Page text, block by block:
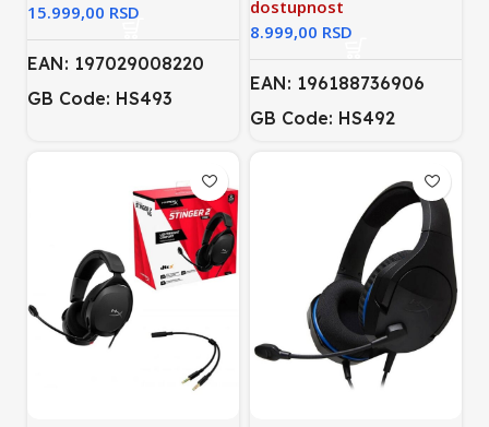
RSD
EAN: 197029008220
GB Code: HS493
dostupnost
RSD
EAN: 196188736906
GB Code: HS492